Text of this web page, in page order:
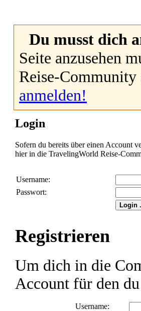
Du musst dich
Seite anzusehen
Reise-
anmelden!
Login
Sofern du bereits über einen Account
hier in die TravelingWorld Reise-
Username:
Passwort:
Registrieren
Um dich in die
Account für den
Username: